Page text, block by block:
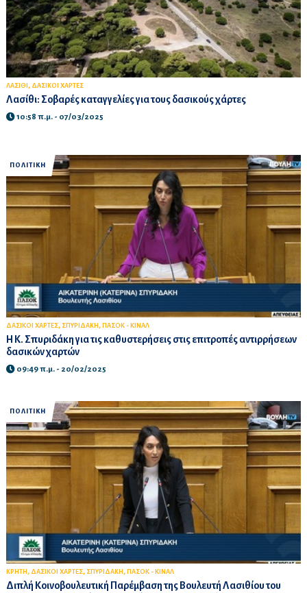
ΛΑΣΙΘΙ , ΔΑΣΙΚΟΙ ΧΑΡΤΕΣ
Λασίθι: Σοβαρές καταγγελίες για τους δασικούς χάρτες
10:58 π.μ. - 07/03/2025
ΠΟΛΙΤΙΚΗ
ΔΑΣΙΚΟΙ ΧΑΡΤΕΣ, ΣΠΥΡΙΔΑΚΗ , ΠΑΣΟΚ - ΚΙΝΑΛ
Η Κ. Σπυριδάκη για τις καθυστερήσεις στις επιτροπές αντιρρήσεων
δασικών χαρτών
09:49 π.μ. - 20/02/2025
ΠΟΛΙΤΙΚΗ
ΚΡΗΤΗ , ΔΑΣΙΚΟΙ ΧΑΡΤΕΣ, ΣΠΥΡΙΔΑΚΗ , ΠΑΣΟΚ - ΚΙΝΑΛ
Διπλή Κοινοβουλευτική Παρέμβαση της Βουλευτή Λασιθίου του